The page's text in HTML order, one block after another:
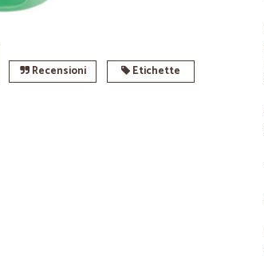
Recensioni Etichette